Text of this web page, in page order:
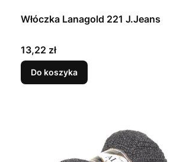
Włóczka Lanagold 221 J.Jeans
Cena
13,22 zł
Do koszyka